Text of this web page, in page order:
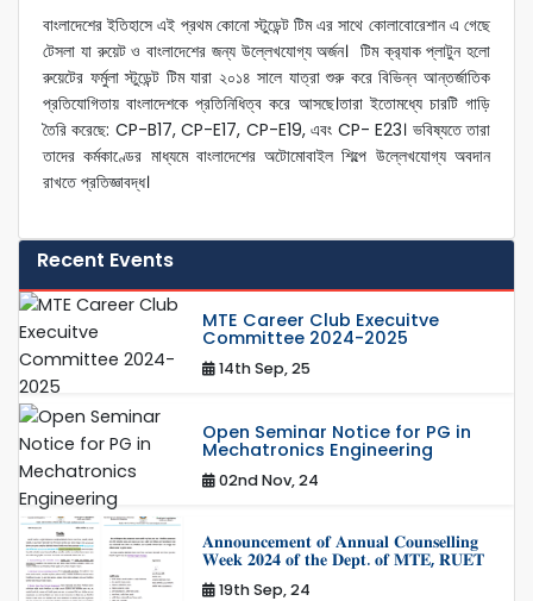
বাংলাদেশের ইতিহাসে এই প্রথম কোনো স্টুডেন্ট টিম এর সাথে কোলাবোরেশান এ গেছে
টেসলা যা রুয়েট ও বাংলাদেশের জন্য উল্লেখযোগ্য অর্জন। টিম ক্র‍্যাক প্লাটুন হলো
রুয়েটের ফর্মুলা স্টুডেন্ট টিম যারা ২০১৪ সালে যাত্রা শুরু করে বিভিন্ন আন্তর্জাতিক
প্রতিযোগিতায় বাংলাদেশকে প্রতিনিধিত্ব করে আসছে।তারা ইতোমধ্যে চারটি গাড়ি
তৈরি করেছে: CP-B17, CP-E17, CP-E19, এবং CP- E23। ভবিষ্যতে তারা
তাদের কর্মকাণ্ডের মাধ্যমে বাংলাদেশের অটোমোবাইল শিল্পে উল্লেখযোগ্য অবদান
রাখতে প্রতিজ্ঞাবদ্ধ।
Recent Events
MTE Career Club Execuitve
Committee 2024-2025
14th Sep, 25
Open Seminar Notice for PG in
Mechatronics Engineering
02nd Nov, 24
𝐀𝐧𝐧𝐨𝐮𝐧𝐜𝐞𝐦𝐞𝐧𝐭 𝐨𝐟 𝐀𝐧𝐧𝐮𝐚𝐥 𝐂𝐨𝐮𝐧𝐬𝐞𝐥𝐥𝐢𝐧𝐠
𝐖𝐞𝐞𝐤 𝟐𝟎𝟐𝟒 𝐨𝐟 𝐭𝐡𝐞 𝐃𝐞𝐩𝐭. 𝐨𝐟 𝐌𝐓𝐄, 𝐑𝐔𝐄𝐓
19th Sep, 24